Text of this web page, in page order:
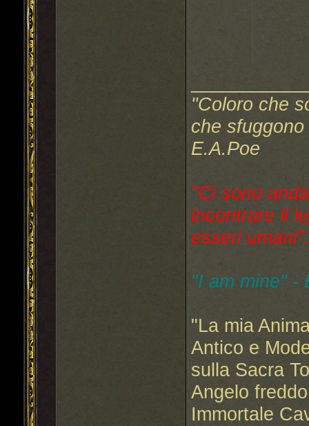
"Coloro che
che
E.A.Poe
"Ci sono
incontrare il
esseri
"I am mine" -
"La mia
Antico e
sulla Sacra
Angelo
Immortale